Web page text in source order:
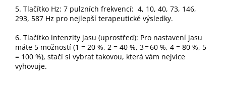
5. Tlačítko Hz: 7 pulzních frekvencí: 4, 10, 40, 73, 146,
293, 587 Hz pro nejlepší terapeutické výsledky.
6. Tlačítko intenzity jasu (uprostřed): Pro nastavení jasu
máte 5 možností (1 = 20 %, 2 = 40 %, 3 = 60 %, 4 = 80 %, 5
= 100 %), stačí si vybrat takovou, která vám nejvíce
vyhovuje.